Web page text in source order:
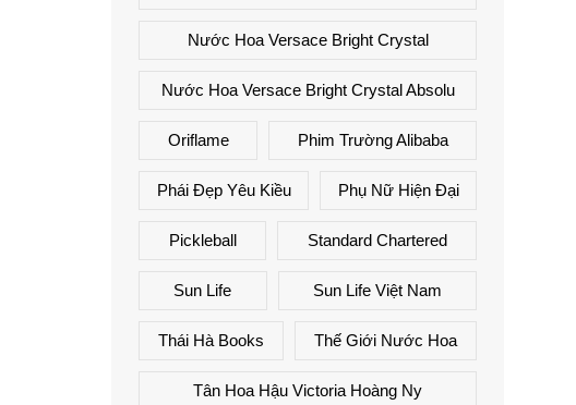
Nước Hoa Versace Bright Crystal
Nước Hoa Versace Bright Crystal Absolu
Oriflame Phim Trường Alibaba
Phái Đẹp Yêu Kiều Phụ Nữ Hiện Đại
Pickleball Standard Chartered
Sun Life Sun Life Việt Nam
Thái Hà Books Thế Giới Nước Hoa
Tân Hoa Hậu Victoria Hoàng Ny